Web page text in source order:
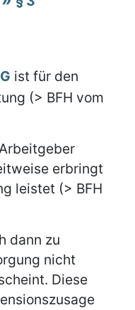
ist für den
(> BFH vom
erbringt
leistet (> BFH
dann zu
nicht
Diese